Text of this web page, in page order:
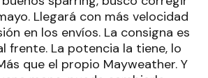
Llegará con más velocidad
en los envíos. La consigna es
frente. La potencia la tiene, lo
que el propio Mayweather. Y